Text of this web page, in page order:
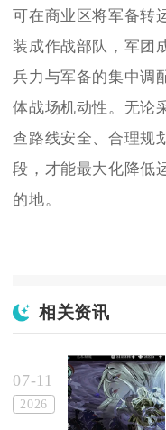
可在商业区将军备转
装成作战部队，军团
兵力与军备的集中调
体战场机动性。无论
查路线安全、合理规
段，才能最大化降低
的地。
相关资讯
07-11
2026